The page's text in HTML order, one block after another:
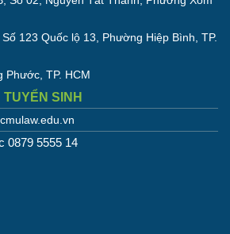
123 Quốc lộ 13, Phường Hiệp Bình, TP.
Phước, TP. HCM
SINH
0879 5555 14